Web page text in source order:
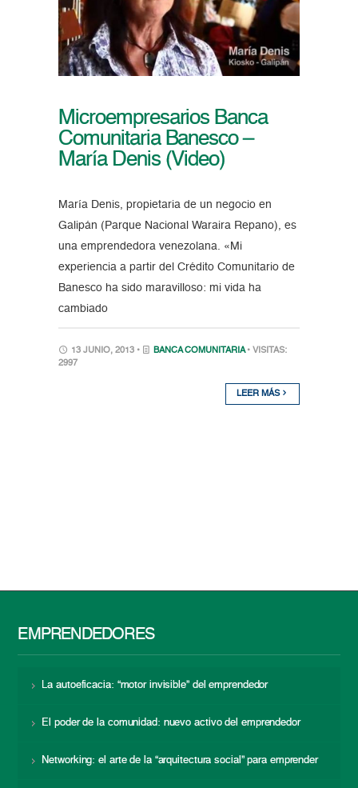
Microempresarios Banca
Comunitaria Banesco –
María Denis (Video)
María Denis, propietaria de un negocio en
Galipán (Parque Nacional Waraira Repano), es
una emprendedora venezolana. «Mi
experiencia a partir del Crédito Comunitario de
Banesco ha sido maravilloso: mi vida ha
cambiado
13 JUNIO, 2013 • BANCA COMUNITARIA • VISITAS:
2997
LEER MÁS
EMPRENDEDORES
La autoeficacia: “motor invisible” del emprendedor
El poder de la comunidad: nuevo activo del emprendedor
Networking: el arte de la “arquitectura social” para emprender